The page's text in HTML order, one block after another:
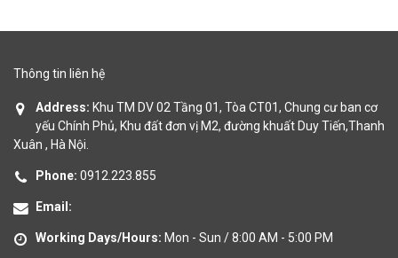
Thông tin liên hệ
Address: Khu TM DV 02 Tầng 01, Tòa CT01, Chung cư ban cơ
yếu Chính Phủ, Khu đất đơn vị M2, đường khuất Duy Tiến,Thanh
Xuân , Hà Nội.
Phone: 0912.223.855
Email:
Working Days/Hours: Mon - Sun / 8:00 AM - 5:00 PM